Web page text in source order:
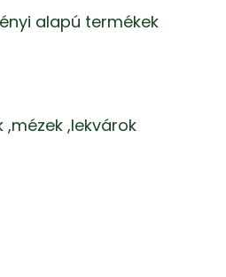
alapú termékek
,mézek ,lekvárok